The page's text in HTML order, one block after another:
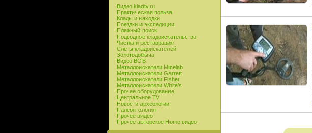
Видео kladtv.ru
Практическая польза
Клады и находки
Поездки и экспедиции
Пляжный поиск
Подводное кладоискательство
Чистка и реставрация
Слеты кладоискателей
Золотодобыча
Видео ВОВ
Металлоискатели Minelab
Металлоискатели Garrett
Металлоискатели Fisher
Металлоискатели White’s
Прочее оборудование
Центральное TV
Новости археологии
Палеонтология
Прочее видео
Прочее авторское Home видео